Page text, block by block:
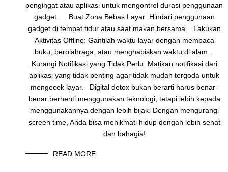
pengingat atau aplikasi untuk mengontrol durasi penggunaan
gadget. Buat Zona Bebas Layar: Hindari penggunaan
gadget di tempat tidur atau saat makan bersama. Lakukan
Aktivitas Offline: Gantilah waktu layar dengan membaca
buku, berolahraga, atau menghabiskan waktu di alam.
Kurangi Notifikasi yang Tidak Perlu: Matikan notifikasi dari
aplikasi yang tidak penting agar tidak mudah tergoda untuk
mengecek layar. Digital detox bukan berarti harus benar-
benar berhenti menggunakan teknologi, tetapi lebih kepada
menggunakannya dengan lebih bijak. Dengan mengurangi
screen time, Anda bisa menikmati hidup dengan lebih sehat
dan bahagia!
READ MORE